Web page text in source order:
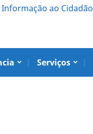
ao Cidadão
Serviços